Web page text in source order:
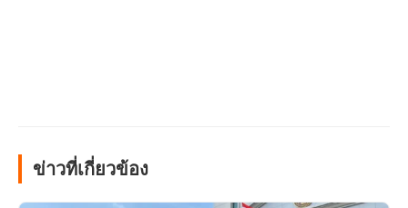
ข่าวที่เกี่ยวข้อง